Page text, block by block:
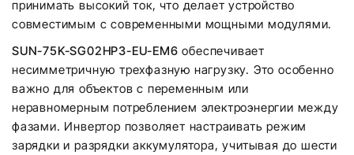
принимать высокий ток, что делает устройство
совместимым с современными мощными модулями.
SUN-75K-SG02HP3-EU-EM6 обеспечивает
несимметричную трехфазную нагрузку. Это особенно
важно для объектов с переменным или
неравномерным потреблением электроэнергии между
фазами. Инвертор позволяет настраивать режим
зарядки и разрядки аккумулятора, учитывая до шести